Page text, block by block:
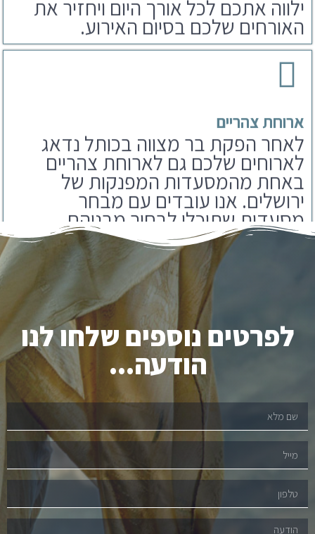
ארוחת צהריים
לארוחים שלכם גם לארוחת צהריים
באחת מהמסעדות המפנקות של
ירושלים. אנו עובדים עם מבחר
מסעדות שתוכלו לבחור מבניהם.
לפרטים נוספים שלחו לנו
הודעה...